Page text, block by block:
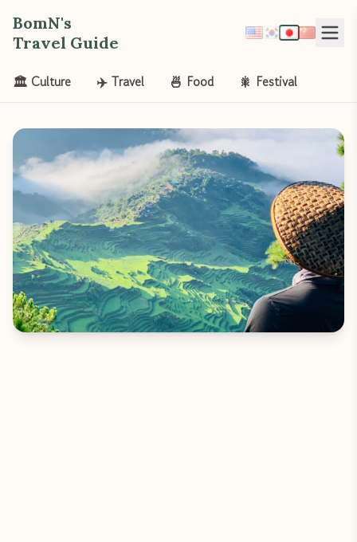
BomN's
Travel Guide
🏛️ Culture ✈️ Travel 🍜 Food 🎇 Festival